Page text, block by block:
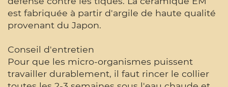
est fabriquée à partir d'argile de haute qualité
provenant du Japon.
Conseil d'entretien
Pour que les micro-organismes puissent
travailler durablement, il faut rincer le collier